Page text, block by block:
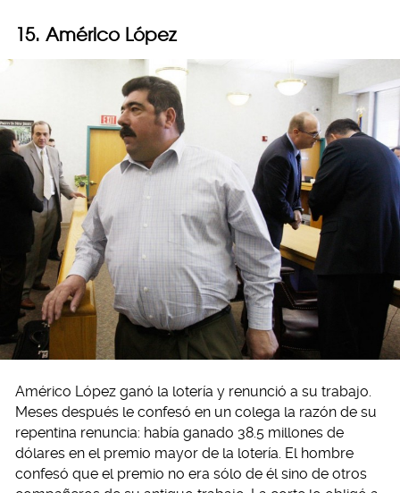
15. Américo López
Américo López ganó la lotería y renunció a su trabajo.
Meses después le confesó en un colega la razón de su
repentina renuncia: había ganado 38.5 millones de
dólares en el premio mayor de la lotería. El hombre
confesó que el premio no era sólo de él sino de otros